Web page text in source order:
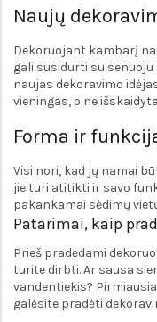
Naujų
Dekoruojant kambarį
gali susidurti su
naujas dekoravimo
vieningas, o ne
Forma ir
Visi nori, kad jų namai
jie turi atitikti ir savo
pakankamai sėdimų
Patarimai, kaip
Prieš pradėdami
turite dirbti. Ar sausa
vandentiekis?
galėsite pradėti